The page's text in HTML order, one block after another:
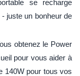
se recharge
juste un bonheur de
obtenez le Power
pour vous aider à
140W pour tous vos